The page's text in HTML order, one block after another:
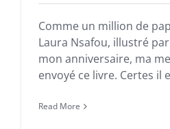
Comme un million de
Laura Nsafou, illustré
mon anniversaire, ma
envoyé ce livre. Certes il
Read More